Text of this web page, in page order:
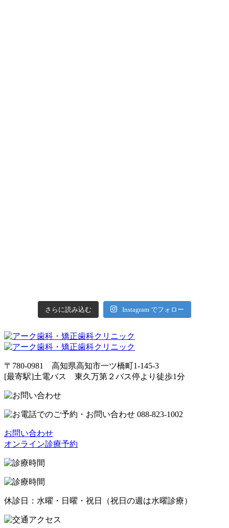
さらに読み込む Instagram でフォロー
〒780-0981 高知県高知市一ツ橋町1-145-3
[最寄駅]土電バス 東久万第２バス停より徒歩1分
お問い合わせ
オンライン診療予約
休診日：水曜・日曜・祝日（祝日の週は水曜診療）